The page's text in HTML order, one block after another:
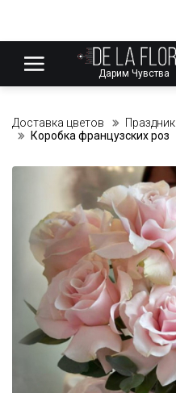
Дарим Чувства
Доставка цветов Праздник
Коробка французских роз